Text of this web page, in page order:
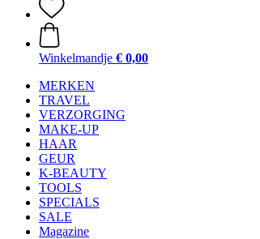
Winkelmandje € 0,00
MERKEN
TRAVEL
VERZORGING
MAKE-UP
HAAR
GEUR
K-BEAUTY
TOOLS
SPECIALS
SALE
Magazine